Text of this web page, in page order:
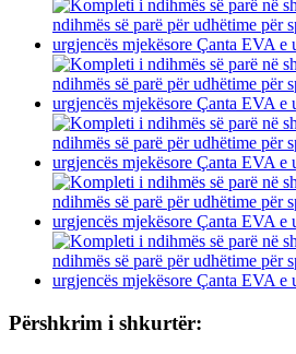
Përshkrim i shkurtër: